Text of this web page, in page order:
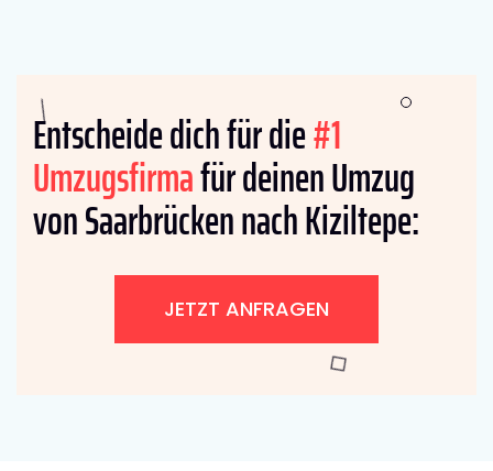
Entscheide dich für die#1
Umzugsfirmafür deinen Umzug
von Saarbrücken nach Kiziltepe:
JETZT ANFRAGEN